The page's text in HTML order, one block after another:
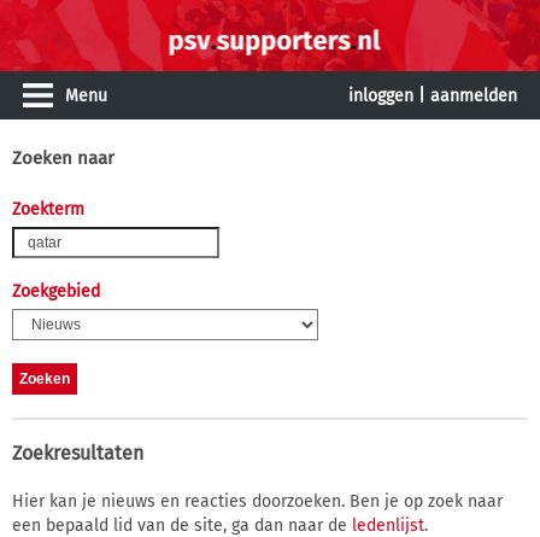
Menu inloggen aanmelden
Zoeken naar
Zoekterm
Zoekgebied
Zoekresultaten
Hier kan je nieuws en reacties doorzoeken. Ben je op zoek naar
een bepaald lid van de site, ga dan naar de ledenlijst.